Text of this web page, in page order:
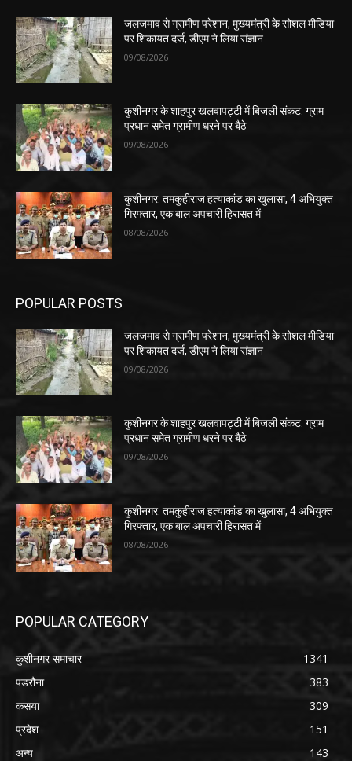
जलजमाव से ग्रामीण परेशान, मुख्यमंत्री के सोशल मीडिया
पर शिकायत दर्ज, डीएम ने लिया संज्ञान
09/08/2026
कुशीनगर के शाहपुर खलवापट्टी में बिजली संकट: ग्राम
प्रधान समेत ग्रामीण धरने पर बैठे
09/08/2026
कुशीनगर: तमकुहीराज हत्याकांड का खुलासा, 4 अभियुक्त
गिरफ्तार, एक बाल अपचारी हिरासत में
08/08/2026
POPULAR POSTS
जलजमाव से ग्रामीण परेशान, मुख्यमंत्री के सोशल मीडिया
पर शिकायत दर्ज, डीएम ने लिया संज्ञान
09/08/2026
कुशीनगर के शाहपुर खलवापट्टी में बिजली संकट: ग्राम
प्रधान समेत ग्रामीण धरने पर बैठे
09/08/2026
कुशीनगर: तमकुहीराज हत्याकांड का खुलासा, 4 अभियुक्त
गिरफ्तार, एक बाल अपचारी हिरासत में
08/08/2026
POPULAR CATEGORY
कुशीनगर समाचार
1341
पडरौना
383
कसया
309
प्रदेश
151
अन्य
143